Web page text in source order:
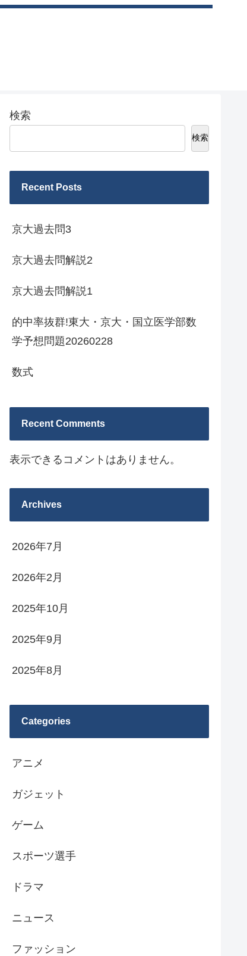
検索
検索
Recent Posts
京大過去問3
京大過去問解説2
京大過去問解説1
的中率抜群!東大・京大・国立医学部数
学予想問題20260228
数式
Recent Comments
表示できるコメントはありません。
Archives
2026年7月
2026年2月
2025年10月
2025年9月
2025年8月
Categories
アニメ
ガジェット
ゲーム
スポーツ選手
ドラマ
ニュース
ファッション